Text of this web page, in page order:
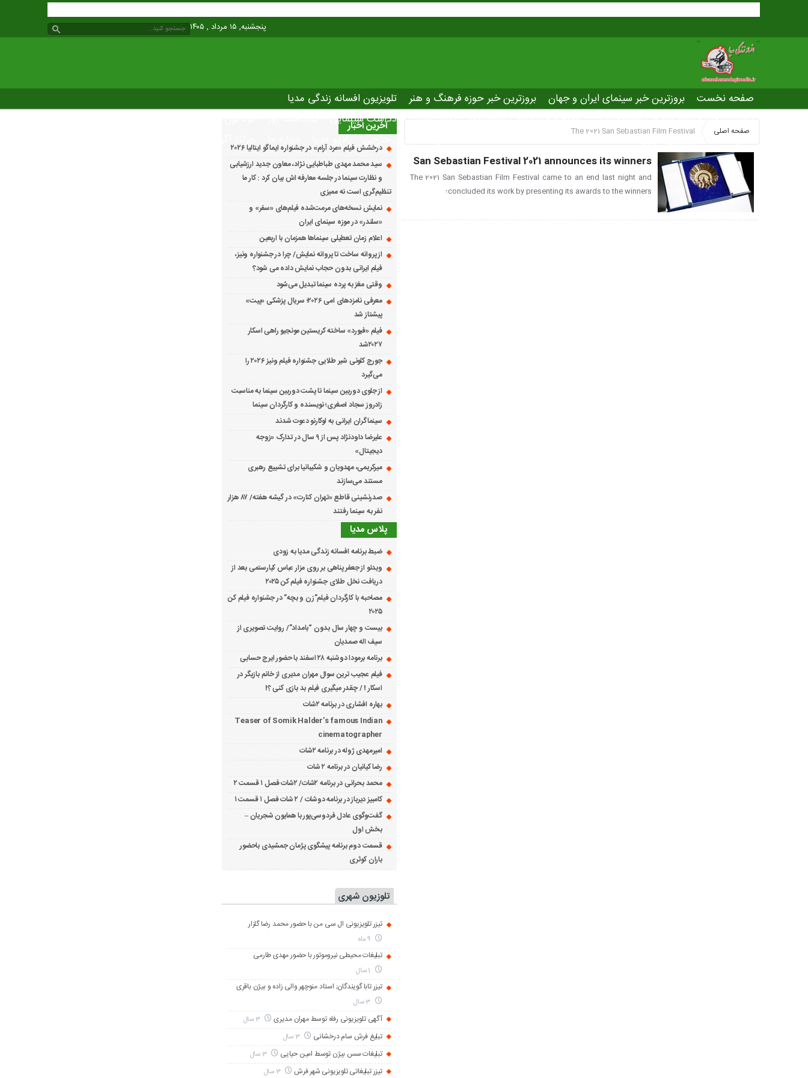
پنجشنبه, ۱۵ مرداد , ۱۴۰۵
صفحه نخست بروزترین خبر سینمای ایران و جهان بروزترین خبر حوزه فرهنگ و هنر
تلویزیون افسانه زندگی مدیا
یادداشت سینمایی
عصر جدید
دانلود فیلم های خارجی رادیو مدیا درباره ما صفحه اصلی The 2021 San Sebastian Film Festival
San Sebastian Festival 2021 announces its winners
The 2021 San Sebastian Film Festival came to an end last night and
concluded its work by presenting its awards to the winners؛
آخرین اخبار
درخشش فیلم «مرد آرام» در جشنواره ایماگو ایتالیا ۲۰۲۶
سید محمد مهدی طباطبایی نژاد، معاون جدید ارزشیابی
و نظارت سینما در جلسه معارفه اش بیان کرد : کار ما
تنظیم‌گری است نه ممیزی
نمایش نسخه‌های مرمت‌شده فیلم‌های «سفر» و
«سلندر» در موزه سینمای ایران
اعلام زمان تعطیلی سینماها همزمان با اربعین
از پروانه ساخت تا پروانه نمایش/ چرا در جشنواره ونیز،
فیلم ایرانی بدون حجاب نمایش داده می شود؟
وقتی مغز به پرده سینما تبدیل می‌شود
معرفی نامزدهای امی ۲۰۲۶؛ سریال پزشکی «پیت»
پیشتاز شد
فیلم «فیورد» ساخته کریستین مونجیو راهی اسکار
۲۰۲۷شد
جورج کلونی شیر طلایی جشنواره فیلم ونیز ۲۰۲۶ را
می‌گیرد
از جلوی دوربین سینما تا پشت دوربین سینما به مناسبت
زادروز سجاد اصغری؛ نویسنده و کارگردان سینما
سینماگران ایرانی به لوکارنو دعوت شدند
علیرضا داودنژاد پس از ۹ سال در تدارک «زوجه
دیجیتال»
میرکریمی، مهدویان و شکیبانیا برای تشییع رهبری
مستند می‌سازند
صدرنشینی قاطع «تهران کنارت» در گیشه هفته/ ۸۷ هزار
نفر به سینما رفتند
پلاس مدیا
ضبط برنامه افسانه زندگی مدیا به زودی
ویدئو از جعفر پناهی بر روی مزار عباس کیارستمی بعد از
دریافت نخل طلای جشنواره فیلم کن ۲۰۲۵
مصاحبه با کارگردان فیلم”زن و بچه” در جشنواره فیلم کن
۲۰۲۵
بیست و چهار سال بدون “بامداد”/ روایت تصویری از
سیف اله صمدیان
برنامه برمودا دوشنبه ۲۸ اسفند با حضور ایرج حسابی
فیلم عجیب ترین سوال مهران مدیری از خانم بازیگر در
اسکار ! / چقدر میگیری فیلم بد بازی کنی ؟!
بهاره افشاری در برنامه ۲شات
Teaser of Somik Halder’s famous Indian
cinematographer
امیرمهدی ژوله در برنامه ۲شات
رضا کیانیان در برنامه ۲ شات
محمد بحرانی در برنامه ۲شات/ ۲شات فصل ۱ قسمت ۲
کامبیز دیرباز در برنامه دوشات / ۲ شات فصل ۱ قسمت ۱
گفت‌وگوی عادل فردوسی‌پور با همایون شجریان –
بخش اول
قسمت دوم برنامه پیشگوی پژمان جمشیدی باحضور
باران کوثری
تلوزیون شهری
تیزر تلویزیونی ال سی من با حضور محمد رضا گلزار
تبلیغات محیطی نیروموتور با حضور مهدی طارمی
تیزر تابا گویندگان; استاد منوچهر والی زاده و بیژن باقری
آگهی تلویزیونی رفاه توسط مهران مدیری 3 سال
تبلیغ فرش سام درخشانی 3 سال
تبلیغات سس بیژن توسط امین حیایی 3 سال
تیزر تبلیغاتی تلویزیونی شهر فرش 3 سال